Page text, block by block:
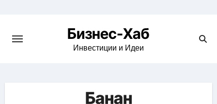
content
Бизнес-Хаб
Инвестиции и Идеи
Банан